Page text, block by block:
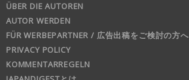
ÜBER DIE AUTOREN
AUTOR WERDEN
FÜR WERBEPARTNER / 広告出稿をご検討の方へ
PRIVACY POLICY
KOMMENTARREGELN